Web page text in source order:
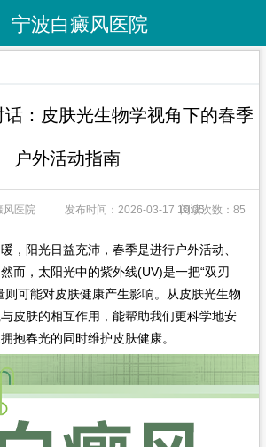
宁波白癜风医院
：皮肤光生物学视角下的春季
户外活动指南
风医院 发布时间：2026-03-17 10:05阅读次数：85
阳光日益充沛，春季是进行户外活动、
而，太阳光中的紫外线(UV)是一把“双刃
则可能对皮肤健康产生影响。从皮肤光生物
皮肤的相互作用，能帮助我们更科学地安
抱春光的同时维护皮肤健康。